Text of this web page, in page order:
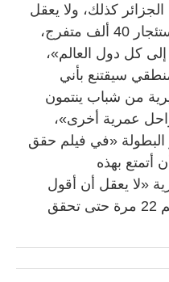
كذلك، ولا يعقل
أن أقوم مع نصر محروس باستئجار 40 ألف متفرج،
كل دول العالم»،
سيقتنع بأني
من شباب ينتمون
عمرية أخرى»،
البطولة «في فيلم حقق
أن أتمتع بهذه
«لا يعقل أن أقول
لأصدقائي اذهبوا لحضور الفيلم 22 مرة حتى تحقق